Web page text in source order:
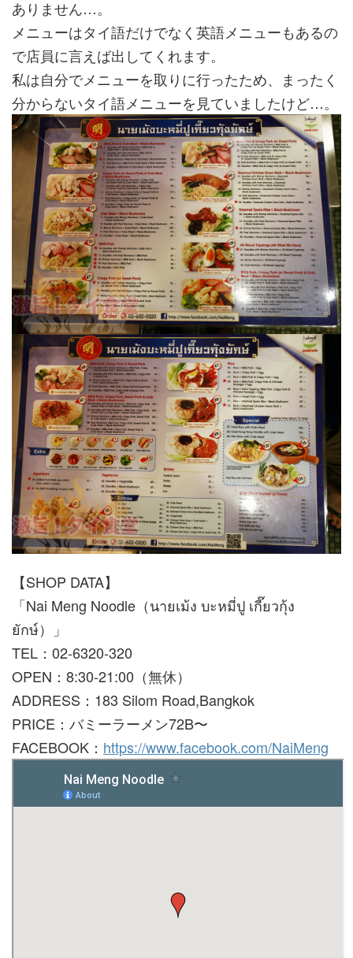
ありません…。
メニューはタイ語だけでなく英語メニューもあるの
で店員に言えば出してくれます。
私は自分でメニューを取りに行ったため、まったく
分からないタイ語メニューを見ていましたけど…。
【SHOP DATA】
「Nai Meng Noodle（นายเม้ง บะหมี่ปู เกี๊ยวกุ้ง
ยักษ์）」
TEL：02-6320-320
OPEN：8:30-21:00（無休）
ADDRESS：183 Silom Road,Bangkok
PRICE：バミーラーメン72B〜
FACEBOOK： https://www.facebook.com/NaiMeng